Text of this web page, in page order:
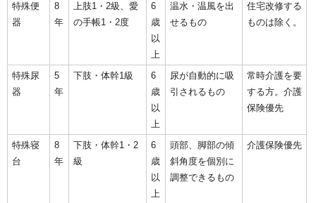
特殊便
器
8
年
上肢1・2級、愛
の手帳1・2度
6
歳
以
上
温水・温風を出
せるもの
住宅改修する
ものは除く。
特殊尿
器
5
年
下肢・体幹1級
6
歳
以
上
尿が自動的に吸
引されるもの
常時介護を要
する方。介護
保険優先
特殊寝
台
8
年
下肢・体幹1・2
級
6
歳
以
上
頭部、脚部の傾
斜角度を個別に
調整できるもの
介護保険優先